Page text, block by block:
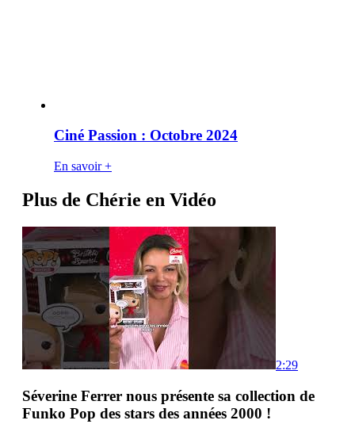
Ciné Passion : Octobre 2024
En savoir +
Plus de Chérie en Vidéo
2:29
Séverine Ferrer nous présente sa collection de
Funko Pop des stars des années 2000 !